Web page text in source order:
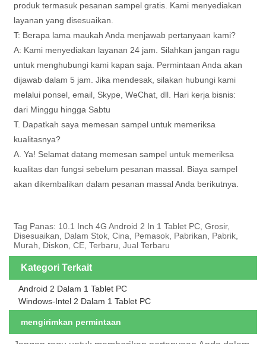
produk termasuk pesanan sampel gratis. Kami menyediakan
layanan yang disesuaikan.
T: Berapa lama maukah Anda menjawab pertanyaan kami?
A: Kami menyediakan layanan 24 jam. Silahkan jangan ragu
untuk menghubungi kami kapan saja. Permintaan Anda akan
dijawab dalam 5 jam. Jika mendesak, silakan hubungi kami
melalui ponsel, email, Skype, WeChat, dll. Hari kerja bisnis:
dari Minggu hingga Sabtu
T. Dapatkah saya memesan sampel untuk memeriksa
kualitasnya?
A. Ya! Selamat datang memesan sampel untuk memeriksa
kualitas dan fungsi sebelum pesanan massal. Biaya sampel
akan dikembalikan dalam pesanan massal Anda berikutnya.
Tag Panas: 10.1 Inch 4G Android 2 In 1 Tablet PC, Grosir,
Disesuaikan, Dalam Stok, Cina, Pemasok, Pabrikan, Pabrik,
Murah, Diskon, CE, Terbaru, Jual Terbaru
Kategori Terkait
Android 2 Dalam 1 Tablet PC
Windows-Intel 2 Dalam 1 Tablet PC
mengirimkan permintaan